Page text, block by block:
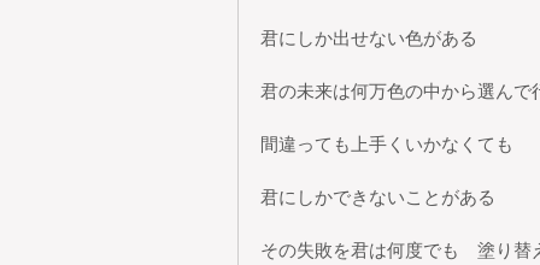
君にしか出せない色がある
君の未来は何万色の中から選んで
間違っても上手くいかなくても
君にしかできないことがある
その失敗を君は何度でも　塗り替